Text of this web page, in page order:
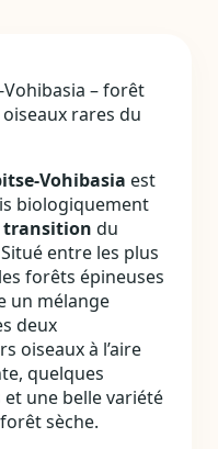
– forêt
rares du
est
biologiquement
transition du
entre les plus
forêts épineuses
un mélange
deux
oiseaux à l’aire
quelques
une belle variété
sèche.